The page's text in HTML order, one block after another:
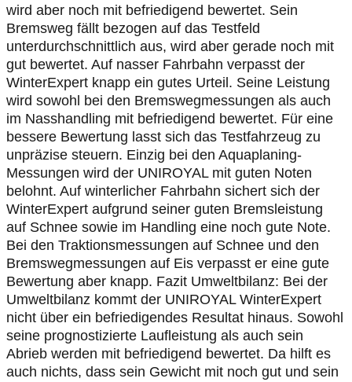
wird aber noch mit befriedigend bewertet. Sein
Bremsweg fällt bezogen auf das Testfeld
unterdurchschnittlich aus, wird aber gerade noch mit
gut bewertet. Auf nasser Fahrbahn verpasst der
WinterExpert knapp ein gutes Urteil. Seine Leistung
wird sowohl bei den Bremswegmessungen als auch
im Nasshandling mit befriedigend bewertet. Für eine
bessere Bewertung lasst sich das Testfahrzeug zu
unpräzise steuern. Einzig bei den Aquaplaning-
Messungen wird der UNIROYAL mit guten Noten
belohnt. Auf winterlicher Fahrbahn sichert sich der
WinterExpert aufgrund seiner guten Bremsleistung
auf Schnee sowie im Handling eine noch gute Note.
Bei den Traktionsmessungen auf Schnee und den
Bremswegmessungen auf Eis verpasst er eine gute
Bewertung aber knapp. Fazit Umweltbilanz: Bei der
Umweltbilanz kommt der UNIROYAL WinterExpert
nicht über ein befriedigendes Resultat hinaus. Sowohl
seine prognostizierte Laufleistung als auch sein
Abrieb werden mit befriedigend bewertet. Da hilft es
auch nichts, dass sein Gewicht mit noch gut und sein